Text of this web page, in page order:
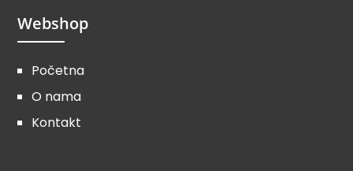
Webshop
Početna
O nama
Kontakt